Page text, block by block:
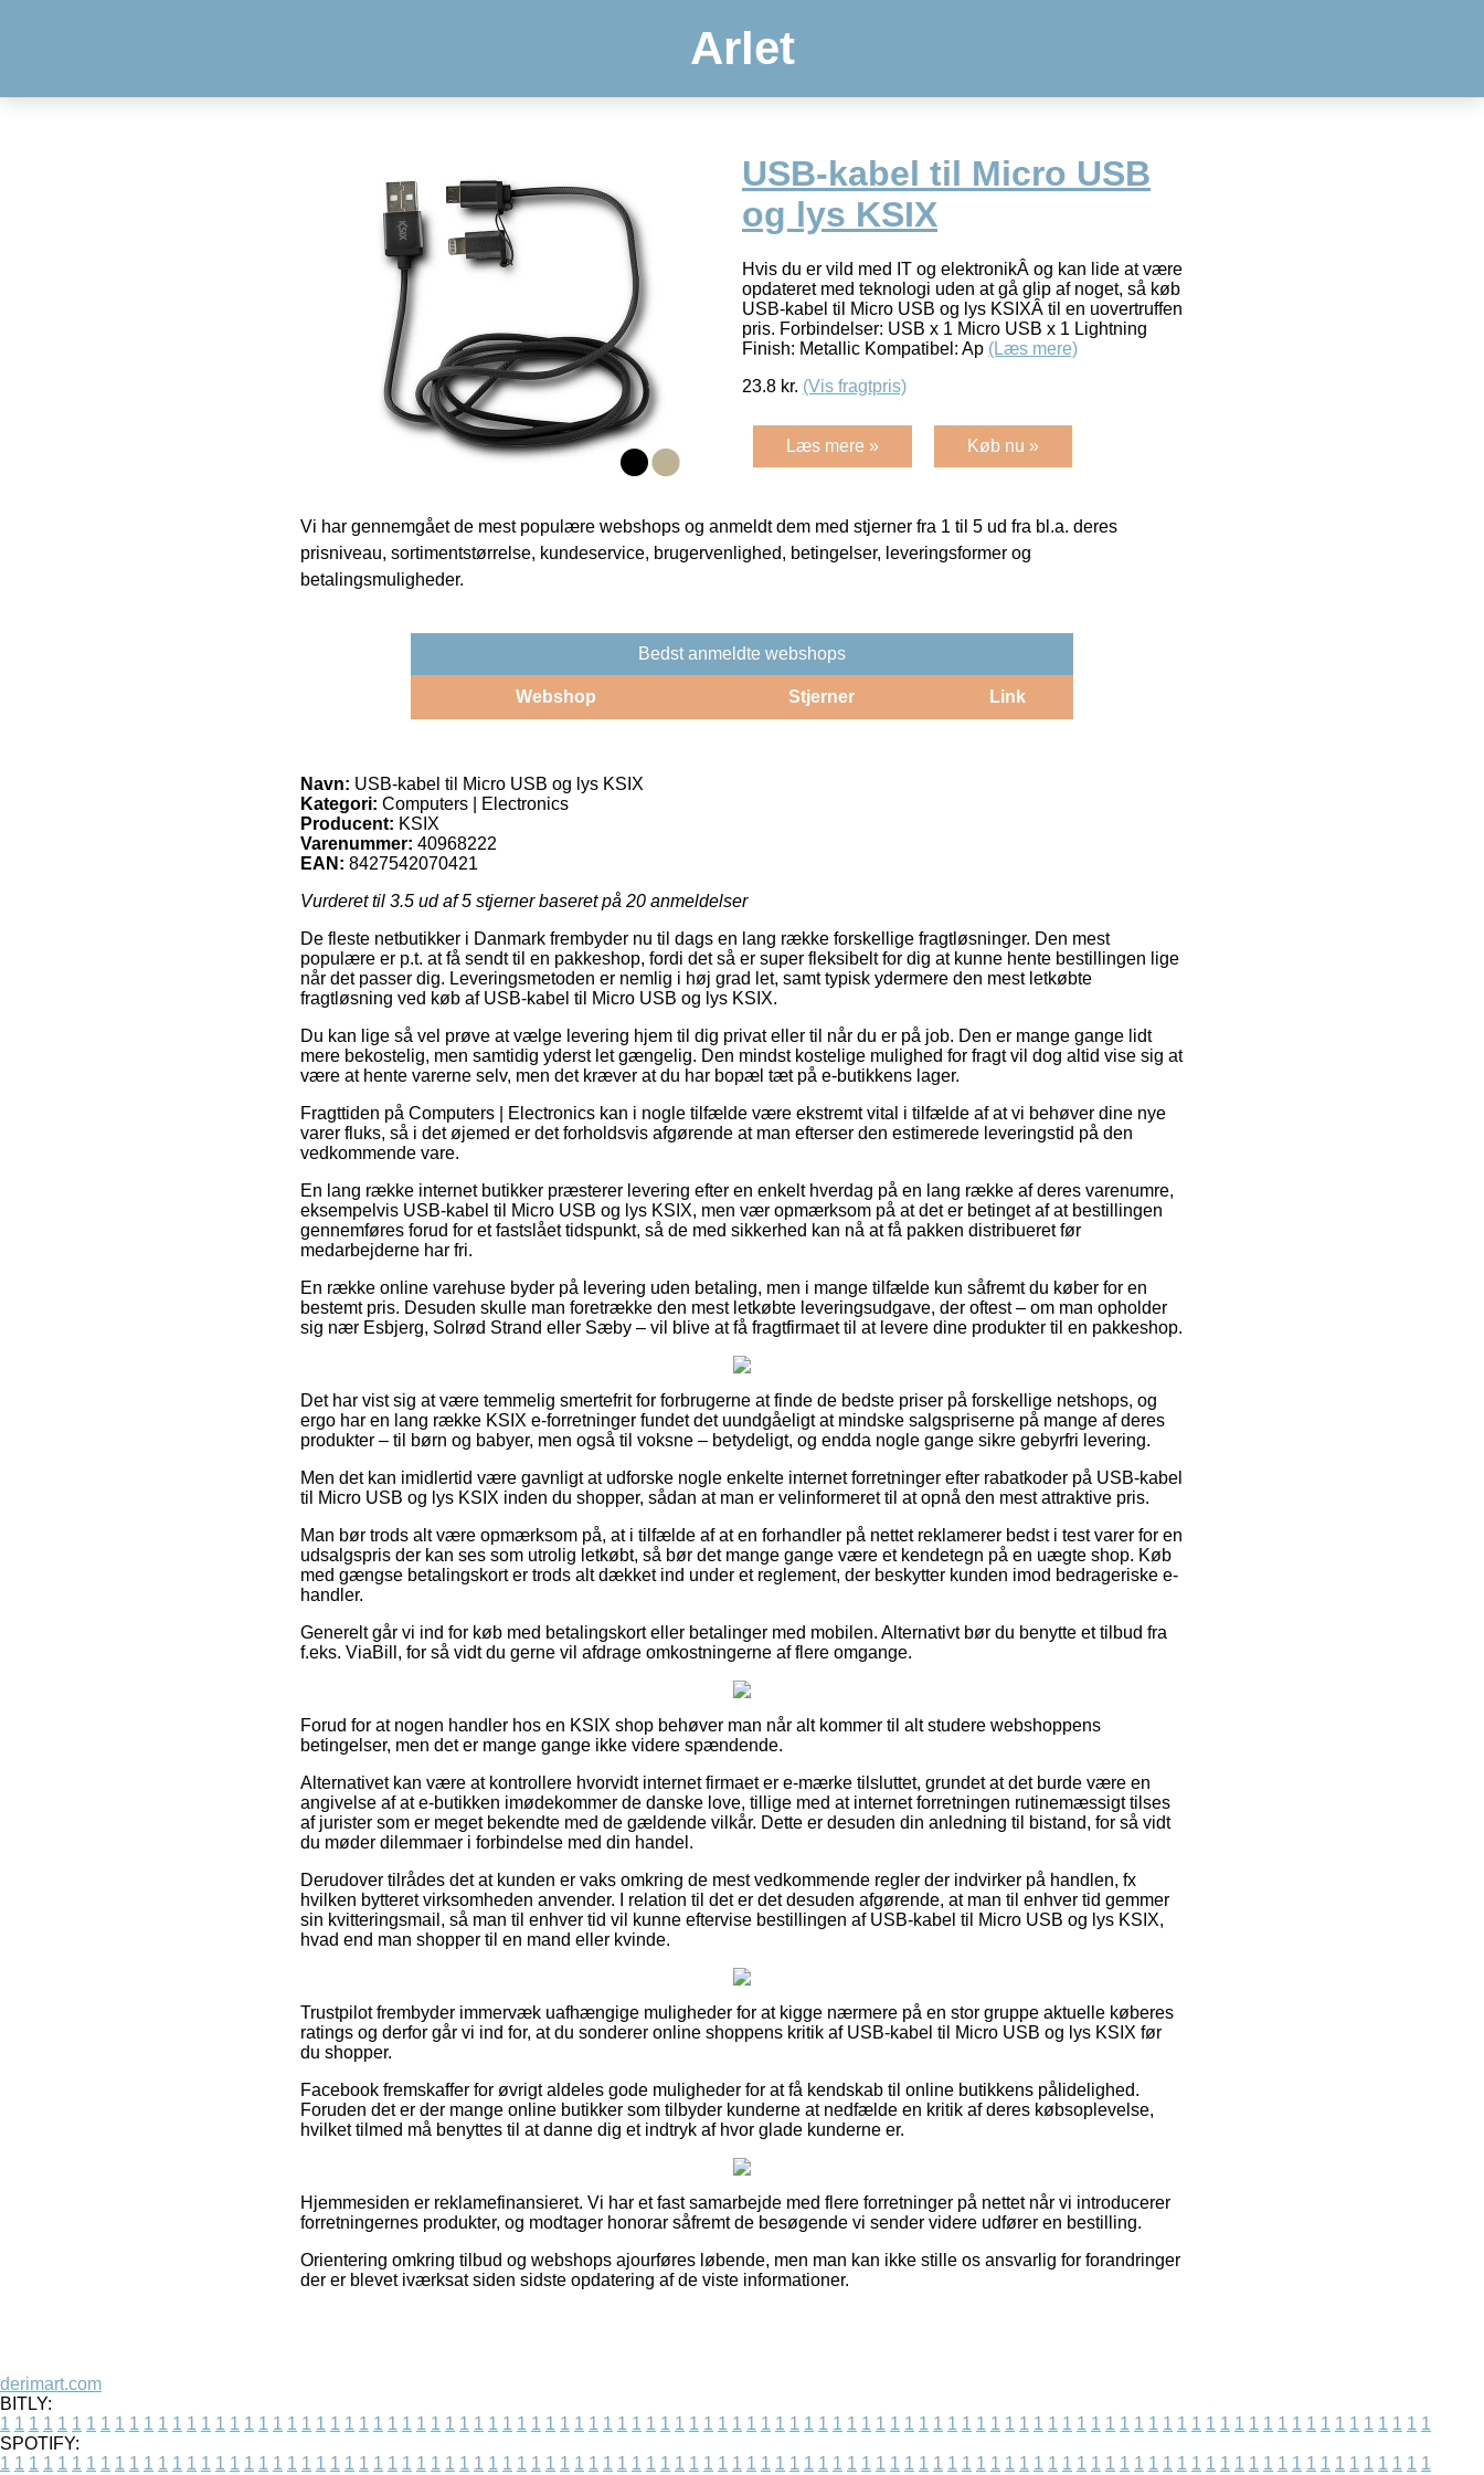
Arlet
USB-kabel til Micro USB
og lys KSIX
Hvis du er vild med IT og elektronikÂ og kan lide at være
opdateret med teknologi uden at gå glip af noget, så køb
USB-kabel til Micro USB og lys KSIXÂ til en uovertruffen
pris. Forbindelser: USB x 1 Micro USB x 1 Lightning
Finish: Metallic Kompatibel: Ap (Læs mere)
23.8 kr. (Vis fragtpris)
Læs mere » Køb nu »
Vi har gennemgået de mest populære webshops og anmeldt dem med stjerner fra 1 til 5 ud fra bl.a. deres
prisniveau, sortimentstørrelse, kundeservice, brugervenlighed, betingelser, leveringsformer og
betalingsmuligheder.
Bedst anmeldte webshops
Webshop Stjerner Link
Navn: USB-kabel til Micro USB og lys KSIX
Kategori: Computers | Electronics
Producent: KSIX
Varenummer: 40968222
EAN: 8427542070421
Vurderet til 3.5 ud af 5 stjerner baseret på 20 anmeldelser
De fleste netbutikker i Danmark frembyder nu til dags en lang række forskellige fragtløsninger. Den mest
populære er p.t. at få sendt til en pakkeshop, fordi det så er super fleksibelt for dig at kunne hente bestillingen lige
når det passer dig. Leveringsmetoden er nemlig i høj grad let, samt typisk ydermere den mest letkøbte
fragtløsning ved køb af USB-kabel til Micro USB og lys KSIX.
Du kan lige så vel prøve at vælge levering hjem til dig privat eller til når du er på job. Den er mange gange lidt
mere bekostelig, men samtidig yderst let gængelig. Den mindst kostelige mulighed for fragt vil dog altid vise sig at
være at hente varerne selv, men det kræver at du har bopæl tæt på e-butikkens lager.
Fragttiden på Computers | Electronics kan i nogle tilfælde være ekstremt vital i tilfælde af at vi behøver dine nye
varer fluks, så i det øjemed er det forholdsvis afgørende at man efterser den estimerede leveringstid på den
vedkommende vare.
En lang række internet butikker præsterer levering efter en enkelt hverdag på en lang række af deres varenumre,
eksempelvis USB-kabel til Micro USB og lys KSIX, men vær opmærksom på at det er betinget af at bestillingen
gennemføres forud for et fastslået tidspunkt, så de med sikkerhed kan nå at få pakken distribueret før
medarbejderne har fri.
En række online varehuse byder på levering uden betaling, men i mange tilfælde kun såfremt du køber for en
bestemt pris. Desuden skulle man foretrække den mest letkøbte leveringsudgave, der oftest – om man opholder
sig nær Esbjerg, Solrød Strand eller Sæby – vil blive at få fragtfirmaet til at levere dine produkter til en pakkeshop.
Det har vist sig at være temmelig smertefrit for forbrugerne at finde de bedste priser på forskellige netshops, og
ergo har en lang række KSIX e-forretninger fundet det uundgåeligt at mindske salgspriserne på mange af deres
produkter – til børn og babyer, men også til voksne – betydeligt, og endda nogle gange sikre gebyrfri levering.
Men det kan imidlertid være gavnligt at udforske nogle enkelte internet forretninger efter rabatkoder på USB-kabel
til Micro USB og lys KSIX inden du shopper, sådan at man er velinformeret til at opnå den mest attraktive pris.
Man bør trods alt være opmærksom på, at i tilfælde af at en forhandler på nettet reklamerer bedst i test varer for en
udsalgspris der kan ses som utrolig letkøbt, så bør det mange gange være et kendetegn på en uægte shop. Køb
med gængse betalingskort er trods alt dækket ind under et reglement, der beskytter kunden imod bedrageriske e-
handler.
Generelt går vi ind for køb med betalingskort eller betalinger med mobilen. Alternativt bør du benytte et tilbud fra
f.eks. ViaBill, for så vidt du gerne vil afdrage omkostningerne af flere omgange.
Forud for at nogen handler hos en KSIX shop behøver man når alt kommer til alt studere webshoppens
betingelser, men det er mange gange ikke videre spændende.
Alternativet kan være at kontrollere hvorvidt internet firmaet er e-mærke tilsluttet, grundet at det burde være en
angivelse af at e-butikken imødekommer de danske love, tillige med at internet forretningen rutinemæssigt tilses
af jurister som er meget bekendte med de gældende vilkår. Dette er desuden din anledning til bistand, for så vidt
du møder dilemmaer i forbindelse med din handel.
Derudover tilrådes det at kunden er vaks omkring de mest vedkommende regler der indvirker på handlen, fx
hvilken bytteret virksomheden anvender. I relation til det er det desuden afgørende, at man til enhver tid gemmer
sin kvitteringsmail, så man til enhver tid vil kunne eftervise bestillingen af USB-kabel til Micro USB og lys KSIX,
hvad end man shopper til en mand eller kvinde.
Trustpilot frembyder immervæk uafhængige muligheder for at kigge nærmere på en stor gruppe aktuelle køberes
ratings og derfor går vi ind for, at du sonderer online shoppens kritik af USB-kabel til Micro USB og lys KSIX før
du shopper.
Facebook fremskaffer for øvrigt aldeles gode muligheder for at få kendskab til online butikkens pålidelighed.
Foruden det er der mange online butikker som tilbyder kunderne at nedfælde en kritik af deres købsoplevelse,
hvilket tilmed må benyttes til at danne dig et indtryk af hvor glade kunderne er.
Hjemmesiden er reklamefinansieret. Vi har et fast samarbejde med flere forretninger på nettet når vi introducerer
forretningernes produkter, og modtager honorar såfremt de besøgende vi sender videre udfører en bestilling.
Orientering omkring tilbud og webshops ajourføres løbende, men man kan ikke stille os ansvarlig for forandringer
der er blevet iværksat siden sidste opdatering af de viste informationer.
derimart.com
BITLY:
1 1 1 1 1 1 1 1 1 1 1 1 1 1 1 1 1 1 1 1 1 1 1 1 1 1 1 1 1 1 1 1 1 1 1 1 1 1 1 1 1 1 1 1 1 1 1 1 1 1 1 1 1 1 1 1 1 1 1 1 1 1 1 1 1 1 1 1 1 1 1 1 1 1 1 1 1 1 1 1 1 1 1 1 1 1 1 1 1 1 1 1 1 1 1 1 1 1 1 1
SPOTIFY:
1 1 1 1 1 1 1 1 1 1 1 1 1 1 1 1 1 1 1 1 1 1 1 1 1 1 1 1 1 1 1 1 1 1 1 1 1 1 1 1 1 1 1 1 1 1 1 1 1 1 1 1 1 1 1 1 1 1 1 1 1 1 1 1 1 1 1 1 1 1 1 1 1 1 1 1 1 1 1 1 1 1 1 1 1 1 1 1 1 1 1 1 1 1 1 1 1 1 1 1